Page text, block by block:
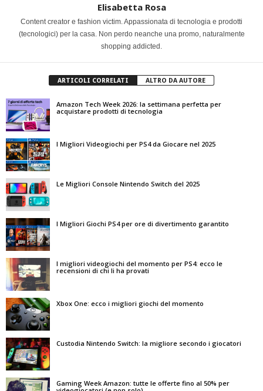
Elisabetta Rosa
Content creator e fashion victim. Appassionata di tecnologia e prodotti
(tecnologici) per la casa. Non perdo neanche una promo, naturalmente
shopping addicted.
ARTICOLI CORRELATI ALTRO DA AUTORE
Amazon Tech Week 2026: la settimana perfetta per
acquistare prodotti di tecnologia
I Migliori Videogiochi per PS4 da Giocare nel 2025
Le Migliori Console Nintendo Switch del 2025
I Migliori Giochi PS4 per ore di divertimento garantito
I migliori videogiochi del momento per PS4: ecco le
recensioni di chi li ha provati
Xbox One: ecco i migliori giochi del momento
Custodia Nintendo Switch: la migliore secondo i giocatori
Gaming Week Amazon: tutte le offerte fino al 50% per